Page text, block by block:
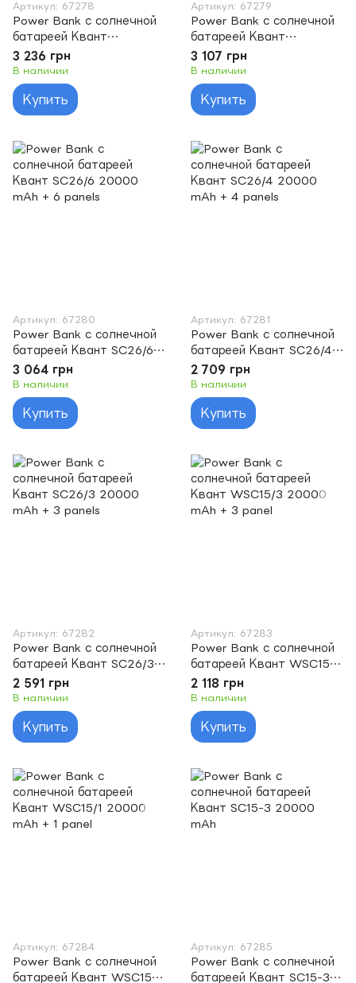
Артикул: 67278
Power Bank с солнечной
батареей Квант
WSC26/4 30000 mAh + 4
panels
3 236 грн
В наличии
Купить
Артикул: 67279
Power Bank с солнечной
батареей Квант
WSC26/3 30000 mAh + 3
panels
3 107 грн
В наличии
Купить
Артикул: 67280
Power Bank с солнечной
батареей Квант SC26/6
20000 mAh + 6 panels
3 064 грн
В наличии
Купить
Артикул: 67281
Power Bank с солнечной
батареей Квант SC26/4
20000 mAh + 4 panels
2 709 грн
В наличии
Купить
Артикул: 67282
Power Bank с солнечной
батареей Квант SC26/3
20000 mAh + 3 panels
2 591 грн
В наличии
Купить
Артикул: 67283
Power Bank с солнечной
батареей Квант WSC15/3
20000 mAh + 3 panel
2 118 грн
В наличии
Купить
Артикул: 67284
Power Bank с солнечной
батареей Квант WSC15/1
Артикул: 67285
Power Bank с солнечной
батареей Квант SC15-3